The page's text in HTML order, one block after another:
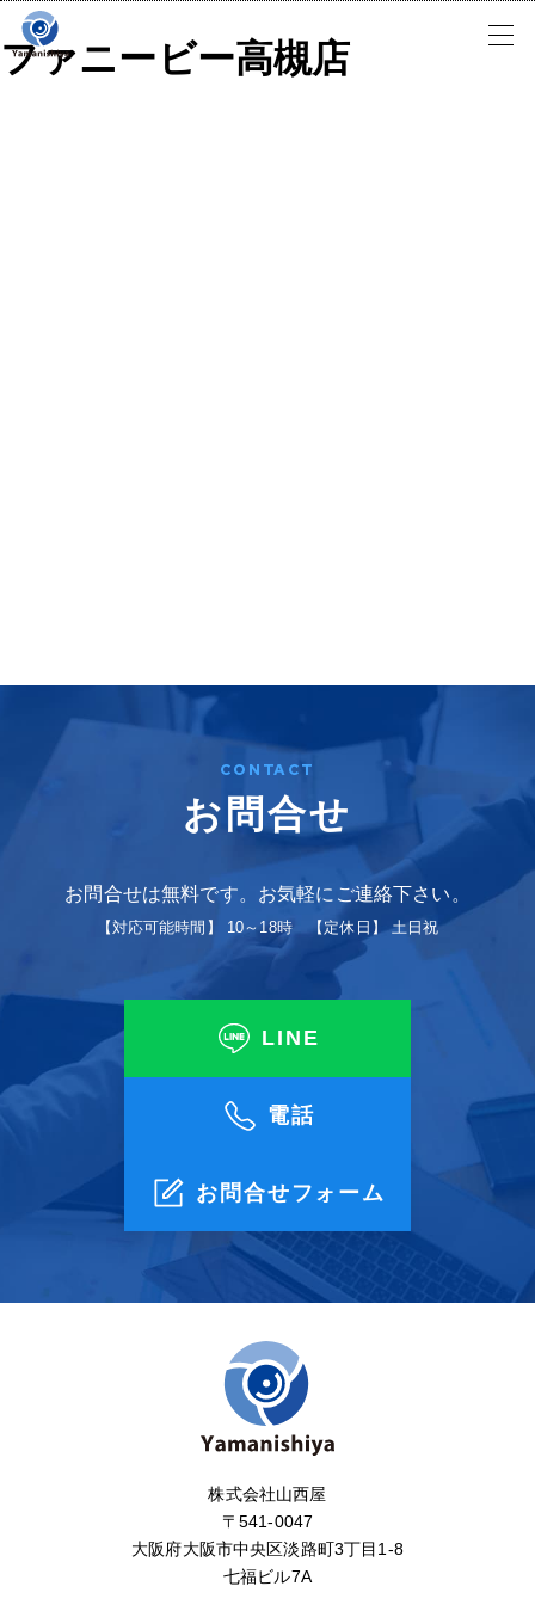
Skip
to
content
ファニービー高槻店
CONTACT
お問合せ
お問合せは無料です。お気軽にご連絡下さい。
【対応可能時間】 10～18時 【定休日】 土日祝
LINE
電話
お問合せフォーム
株式会社山西屋
〒541-0047
大阪府大阪市中央区淡路町3丁目1-8
七福ビル7A